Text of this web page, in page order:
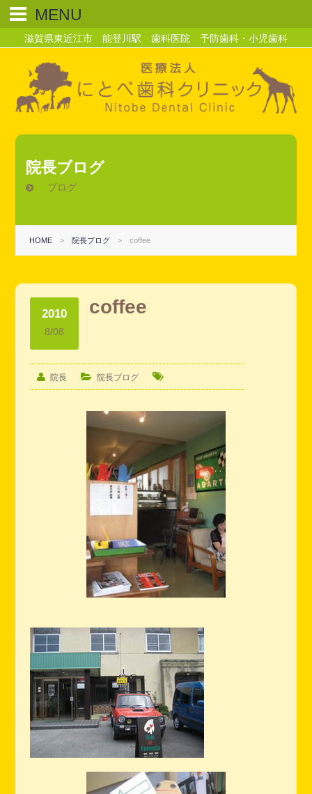
滋賀県東近江市 能登川駅 歯科医院 予防歯科・小児歯科
院長ブログ
ブログ
HOME > 院長ブログ >coffee
2010
8/08
coffee
院長 院長ブログ
MENU